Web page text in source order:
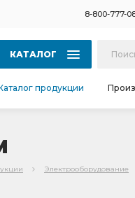
8-800-777-
КАТАЛОГ
продукции
Электрооборудование